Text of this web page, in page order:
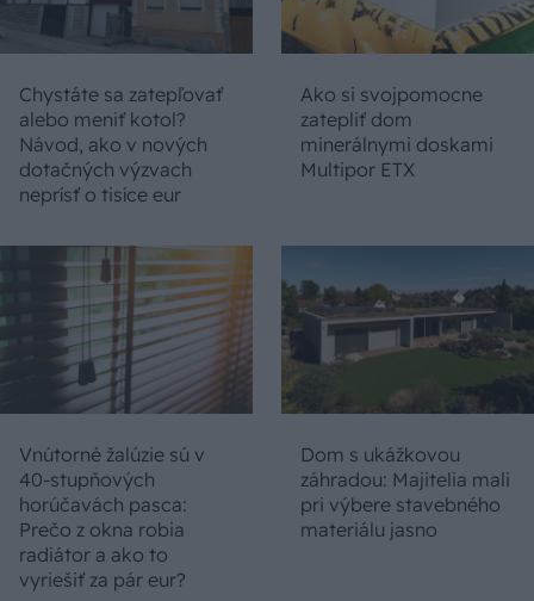
Chystáte sa zatepľovať
alebo meniť kotol?
Návod, ako v nových
dotačných výzvach
neprísť o tisíce eur
Ako si svojpomocne
zatepliť dom
minerálnymi doskami
Multipor ETX
Vnútorné žalúzie sú v
40-stupňových
horúčavách pasca:
Prečo z okna robia
radiátor a ako to
vyriešiť za pár eur?
Dom s ukážkovou
záhradou: Majitelia mali
pri výbere stavebného
materiálu jasno